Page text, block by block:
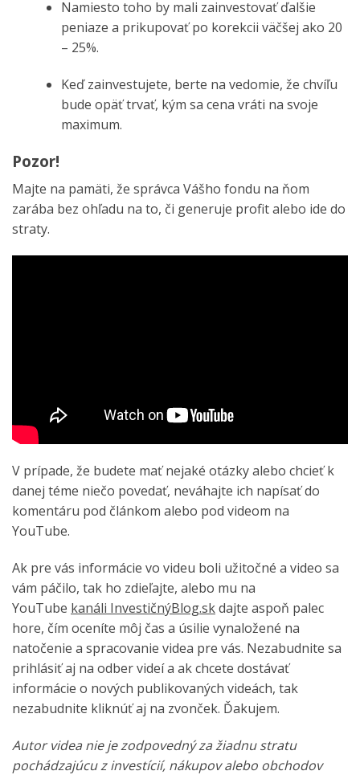
Namiesto toho by mali zainvestovať ďalšie
peniaze a prikupovať po korekcii väčšej ako 20
– 25%.
Keď zainvestujete, berte na vedomie, že chvíľu
bude opäť trvať, kým sa cena vráti na svoje
maximum.
Pozor!
Majte na pamäti, že správca Vášho fondu na ňom
zarába bez ohľadu na to, či generuje profit alebo ide do
straty.
V prípade, že budete mať nejaké otázky alebo chcieť k
danej téme niečo povedať, neváhajte ich napísať do
komentáru pod článkom alebo pod videom na
YouTube.
Ak pre vás informácie vo videu boli užitočné a video sa
vám páčilo, tak ho zdieľajte, alebo mu na
YouTube kanáli InvestičnýBlog.skdajte aspoň palec
hore, čím oceníte môj čas a úsilie vynaložené na
natočenie a spracovanie videa pre vás. Nezabudnite sa
prihlásiť aj na odber videí a ak chcete dostávať
informácie o nových publikovaných videách, tak
nezabudnite kliknúť aj na zvonček. Ďakujem.
Autor videa nie je zodpovedný za žiadnu stratu
pochádzajúcu z investícií, nákupov alebo obchodov